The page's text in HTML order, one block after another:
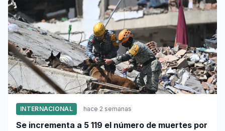
INTERNACIONAL hace 2 semanas
Se incrementa a 5 119 el número de muertes por